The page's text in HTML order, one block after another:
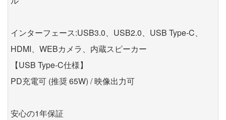
インターフェース:USB3.0、USB2.0、USB Type-C、
HDMI、WEBカメラ、内蔵スピーカー
【USB Type-C仕様】
PD充電可 (推奨 65W) / 映像出力可
安心の1年保証